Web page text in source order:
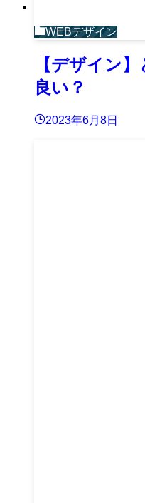
WEBデザイン
【デザイン
良い？
2023年6月8日